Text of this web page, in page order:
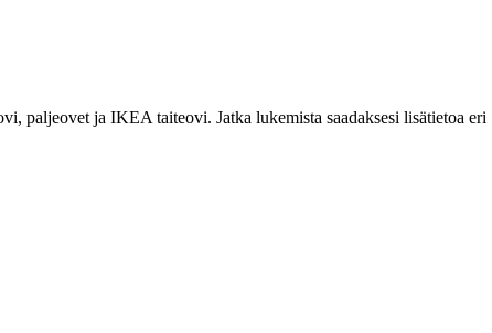
paljeovet ja IKEA taiteovi. Jatka lukemista saadaksesi lisätietoa eri